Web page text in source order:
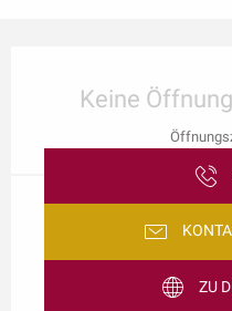
Keine
ZU